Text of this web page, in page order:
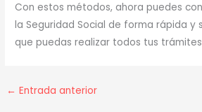
Con estos métodos, ahora puedes
la Seguridad Social de forma rápida y
que puedas realizar todos tus
← Entrada anterior